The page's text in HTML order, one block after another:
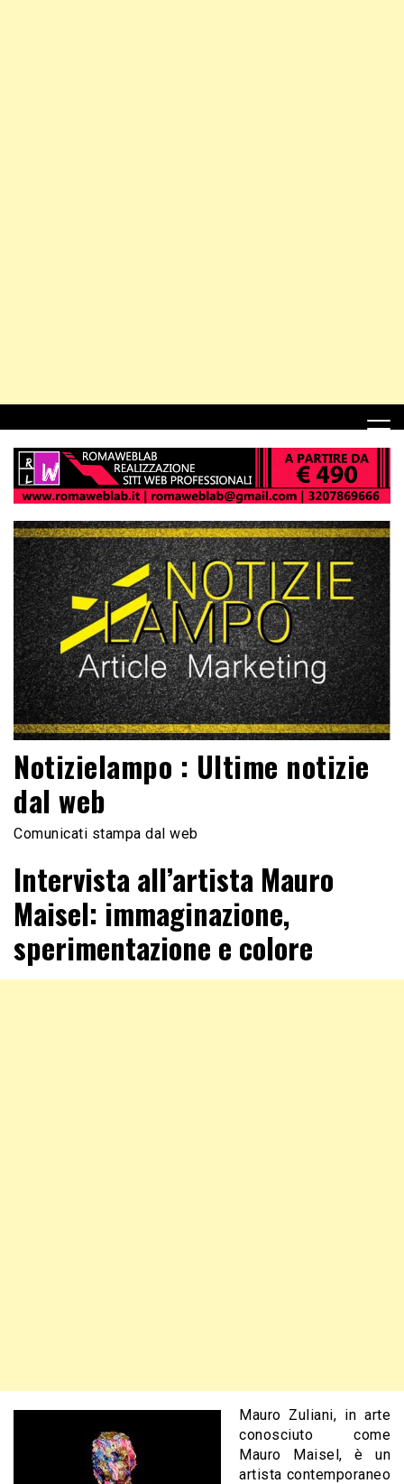
Notizielampo : Ultime notizie
dal web
Comunicati stampa dal web
Intervista all’artista Mauro
Maisel: immaginazione,
sperimentazione e colore
Mauro Zuliani, in arte
conosciuto come
Mauro Maisel, è un
artista contemporaneo